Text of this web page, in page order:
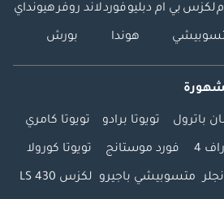
لكزس بي ام دبليوفوردلاند روفرهيونداي
هوندا بورش
باترول تويوتا برادو تويوتا كامري
4 فورد موستانج تويوتا كورولا
متسوبيشي باجيرو لكزس LS 430